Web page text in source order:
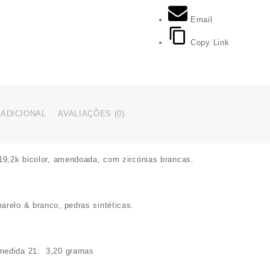
com
zircóniasEmail
Copy Link
AVALIAÇÕES (0)
bicolor, amendoada, com zircónias brancas.
& branco, pedras sintéticas.
21: 3,20 gramas